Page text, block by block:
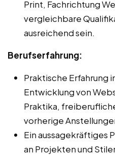
Print, Fachrichtung
vergleichbare
ausreichend sein.
Berufserfahrung:
Praktische Erfahrung
Entwicklung von
Praktika,
vorherige
Ein aussagekräftiges
an Projekten und